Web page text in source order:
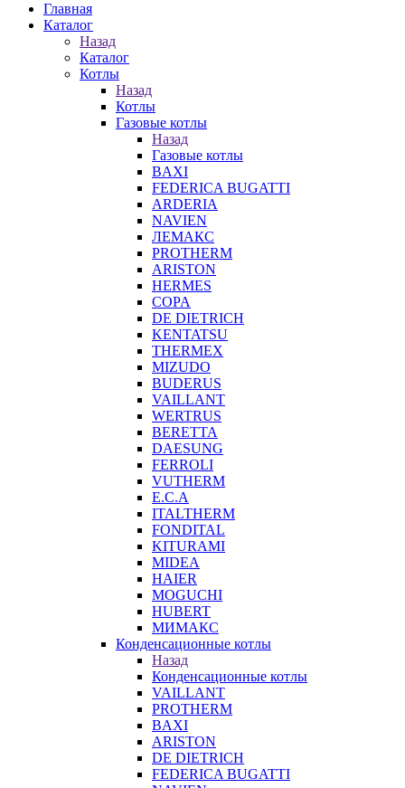
Главная
Каталог
Назад
Каталог
Котлы
Назад
Котлы
Газовые котлы
Назад
Газовые котлы
BAXI
FEDERICA BUGATTI
ARDERIA
NAVIEN
ЛЕМАКС
PROTHERM
ARISTON
HERMES
COPA
DE DIETRICH
KENTATSU
THERMEX
MIZUDO
BUDERUS
VAILLANT
WERTRUS
BERETTA
DAESUNG
FERROLI
VUTHERM
E.C.A
ITALTHERM
FONDITAL
KITURAMI
MIDEA
HAIER
MOGUCHI
HUBERT
МИМАКС
Конденсационные котлы
Назад
Конденсационные котлы
VAILLANT
PROTHERM
BAXI
ARISTON
DE DIETRICH
FEDERICA BUGATTI